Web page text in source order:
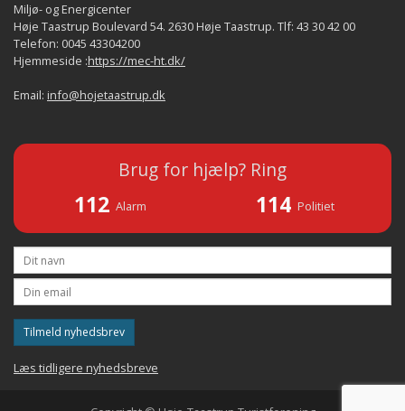
Miljø- og Energicenter
Høje Taastrup Boulevard 54. 2630 Høje Taastrup. Tlf: 43 30 42 00
Telefon: 0045 43304200
Hjemmeside :https://mec-ht.dk/
Email: info@hojetaastrup.dk
Brug for hjælp? Ring
112 Alarm 114 Politiet
Tilmeld nyhedsbrev
Læs tidligere nyhedsbreve